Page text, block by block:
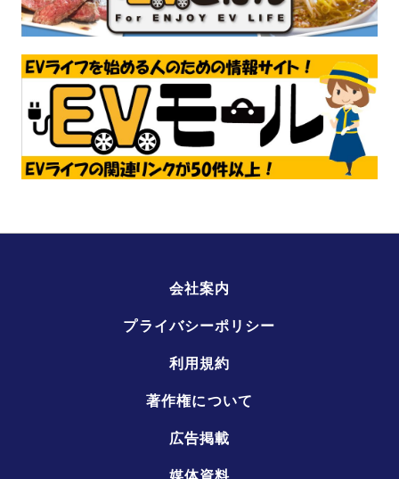
会社案内
プライバシーポリシー
利用規約
著作権について
広告掲載